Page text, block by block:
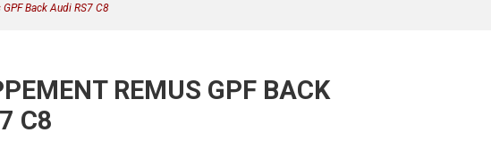
Back Audi RS7 C8
REMUS GPF BACK
C8